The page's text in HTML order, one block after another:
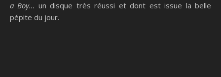
a Boy… un disque très réussi et dont est issue la belle
pépite du jour.